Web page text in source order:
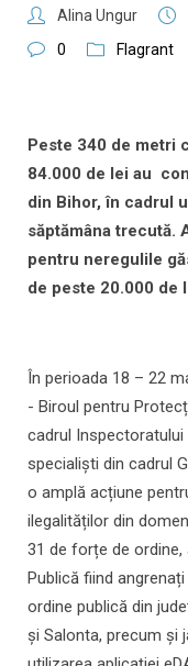
Alina Ungur
0
Flagrant
Peste 340 de metri
84.000 de lei au
din Bihor, în cadrul
săptămâna trecută.
pentru neregulile
de peste 20.000 de
În perioada 18 – 22
- Biroul pentru
cadrul Inspectoratului
specialiști din cadrul
o amplă acțiune
ilegalităților din
31 de forțe de ordine,
Publică fiind
ordine publică din
și Salonta, precum și